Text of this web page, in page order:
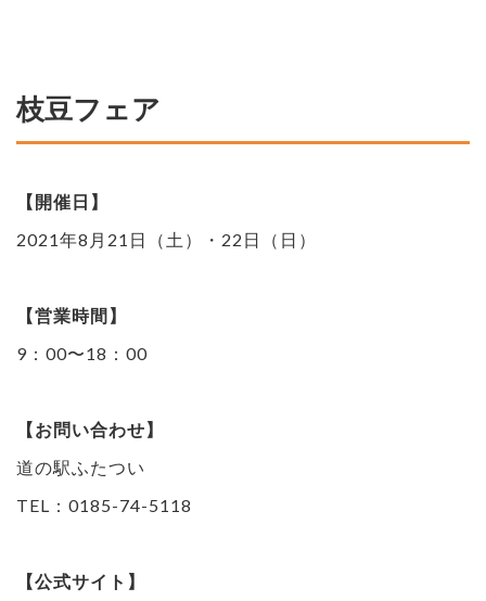
枝豆フェア
【開催日】
2021年8月21日（土）・22日（日）
【営業時間】
9：00〜18：00
【お問い合わせ】
道の駅ふたつい
TEL：0185-74-5118
【公式サイト】